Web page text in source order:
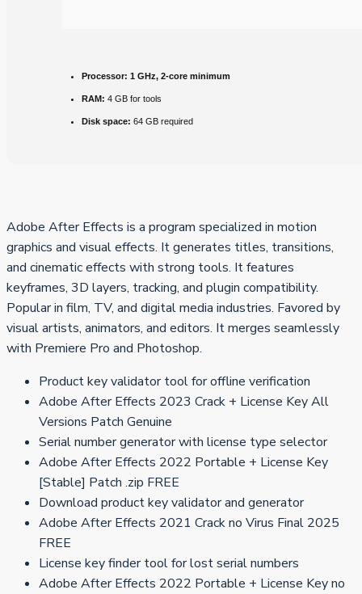
Processor: 1 GHz, 2-core minimum
RAM: 4 GB for tools
Disk space: 64 GB required
Adobe After Effects is a program specialized in motion
graphics and visual effects. It generates titles, transitions,
and cinematic effects with strong tools. It features
keyframes, 3D layers, tracking, and plugin compatibility.
Popular in film, TV, and digital media industries. Favored by
visual artists, animators, and editors. It merges seamlessly
with Premiere Pro and Photoshop.
Product key validator tool for offline verification
Adobe After Effects 2023 Crack + License Key All
Versions Patch Genuine
Serial number generator with license type selector
Adobe After Effects 2022 Portable + License Key
[Stable] Patch .zip FREE
Download product key validator and generator
Adobe After Effects 2021 Crack no Virus Final 2025
FREE
License key finder tool for lost serial numbers
Adobe After Effects 2022 Portable + License Key no